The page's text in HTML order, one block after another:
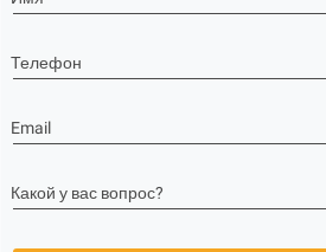
Телефон
Email
Какой у вас вопрос?